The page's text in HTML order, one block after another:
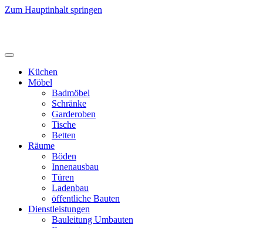
Zum Hauptinhalt springen
Küchen
Möbel
Badmöbel
Schränke
Garderoben
Tische
Betten
Räume
Böden
Innenausbau
Türen
Ladenbau
öffentliche Bauten
Dienstleistungen
Bauleitung Umbauten